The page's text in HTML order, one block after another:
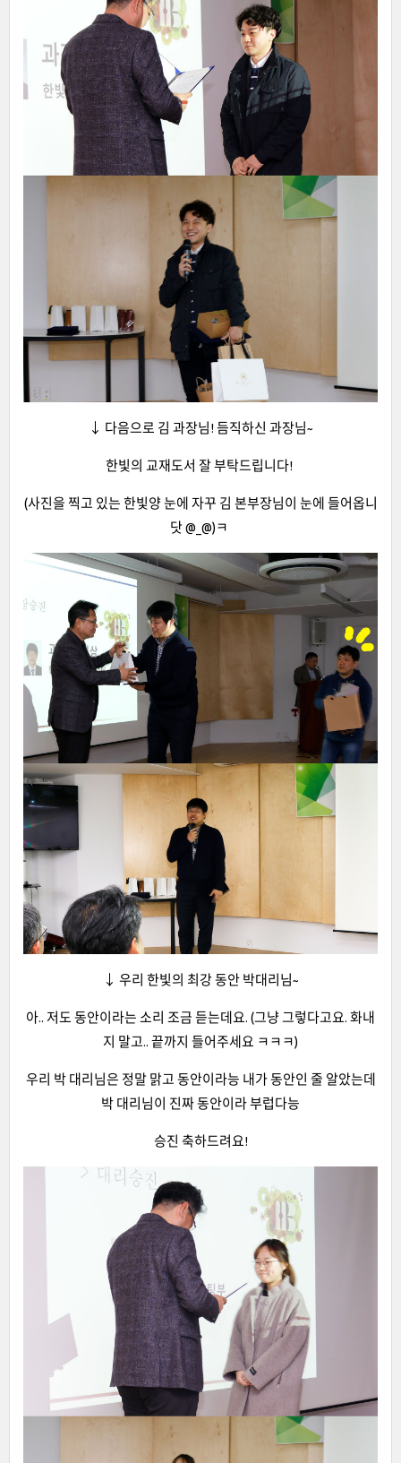
↓ 다음으로 김 과장님! 듬직하신 과장님~
한빛의 교재도서 잘 부탁드립니다!
(사진을 찍고 있는 한빛양 눈에 자꾸 김 본부장님이 눈에 들어옵니
닷 @_@)ㅋ
↓ 우리 한빛의 최강 동안 박대리님~
아.. 저도 동안이라는 소리 조금 듣는데요. (그냥 그렇다고요. 화내
지 말고.. 끝까지 들어주세요 ㅋㅋㅋ)
우리 박 대리님은 정말 맑고 동안이라능 내가 동안인 줄 알았는데
박 대리님이 진짜 동안이라 부럽다능
승진 축하드려요!